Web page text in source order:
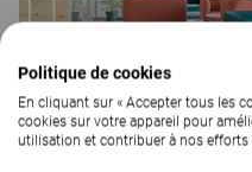
Politique de cookies
En cliquant sur « Accepter tous les
cookies sur votre appareil pour
utilisation et contribuer à nos efforts